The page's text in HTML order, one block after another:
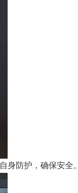
身防护，确保安全。